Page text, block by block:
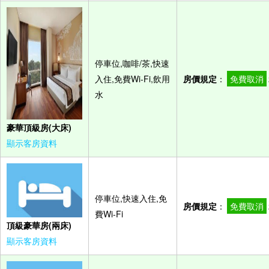
豪華頂級房(大床)
顯示客房資料
停車位,咖啡/茶,快速
入住,免費Wi-Fi,飲用
水
房價規定 ： 免費取消
頂級豪華房(兩床)
顯示客房資料
停車位,快速入住,免
費Wi-Fi
房價規定 ： 免費取消